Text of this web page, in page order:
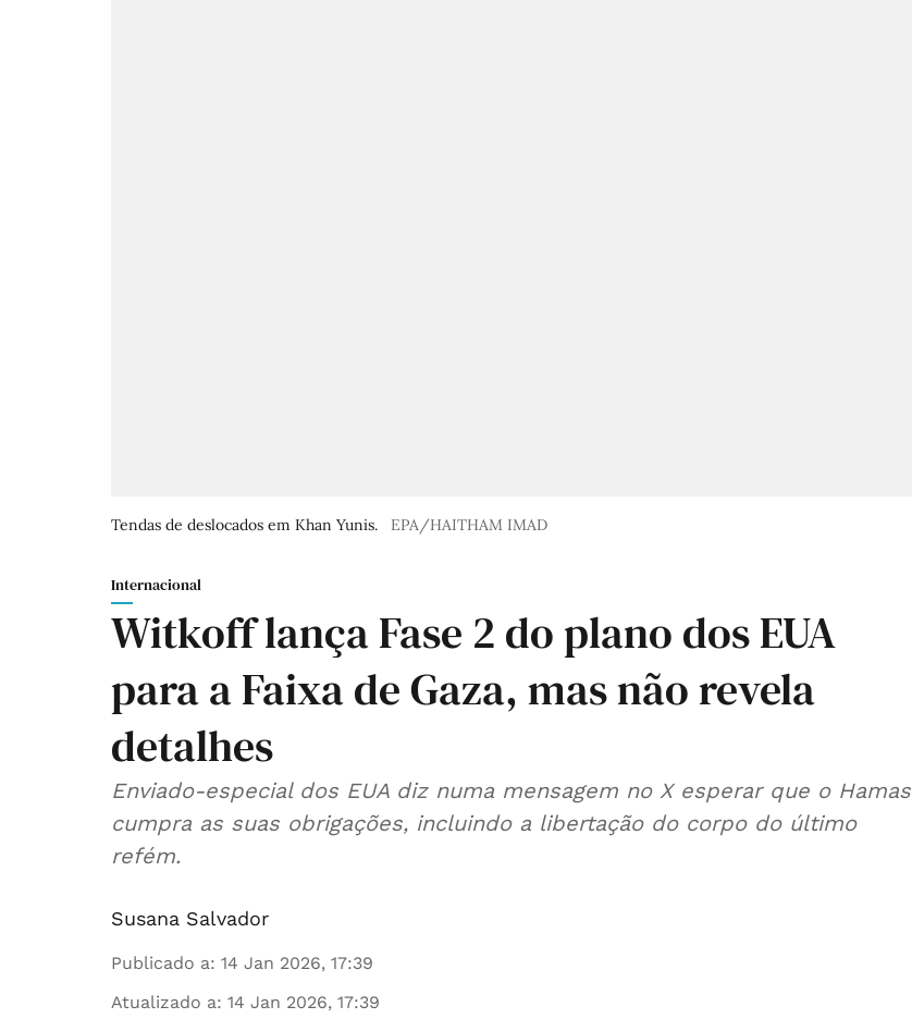
Tendas de deslocados em Khan Yunis. EPA/HAITHAM IMAD
Internacional
Witkoff lança Fase 2 do plano dos EUA
para a Faixa de Gaza, mas não revela
detalhes
Enviado-especial dos EUA diz numa mensagem no X esperar que o Hamas
cumpra as suas obrigações, incluindo a libertação do corpo do último
refém.
Susana Salvador
Publicado a: 14 Jan 2026, 17:39
Atualizado a: 14 Jan 2026, 17:39